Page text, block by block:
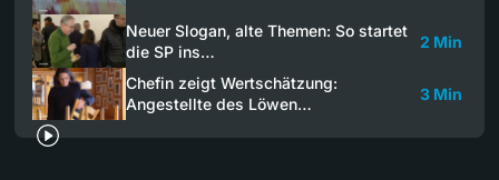
Neuer Slogan, alte Themen: So startet
die SP ins…
2 Min
Chefin zeigt Wertschätzung:
Angestellte des Löwen…
3 Min